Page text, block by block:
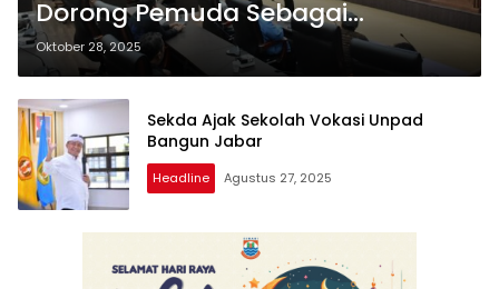
Dorong Pemuda Sebagai
Penggagas Pembangunan
Bangsa
Oktober 28, 2025
Sekda Ajak Sekolah Vokasi Unpad
Bangun Jabar
Headline Agustus 27, 2025